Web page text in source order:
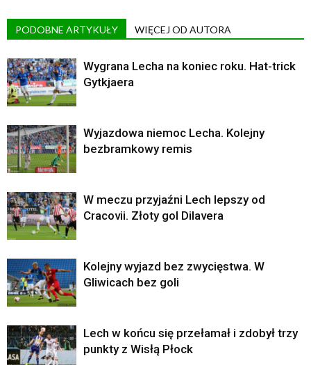
PODOBNE ARTYKUŁY WIĘCEJ OD AUTORA
Wygrana Lecha na koniec roku. Hat-trick
Gytkjaera
Wyjazdowa niemoc Lecha. Kolejny
bezbramkowy remis
W meczu przyjaźni Lech lepszy od
Cracovii. Złoty gol Dilavera
Kolejny wyjazd bez zwycięstwa. W
Gliwicach bez goli
Lech w końcu się przełamał i zdobył trzy
punkty z Wisłą Płock